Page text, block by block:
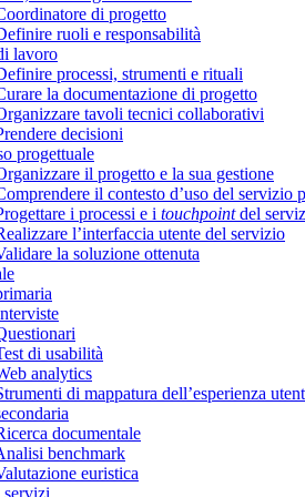
di progetto
ruoli e responsabilità
lavoro
processi, strumenti e rituali
la documentazione di progetto
tavoli tecnici collaborativi
decisioni
progettuale
il progetto e la sua gestione
il contesto d’uso del servizio
i processi e i touchpointdel
l’interfaccia utente del servizio
la soluzione ottenuta
di usabilità
analytics
di mappatura dell’esperienza
documentale
benchmark
euristica
servizi